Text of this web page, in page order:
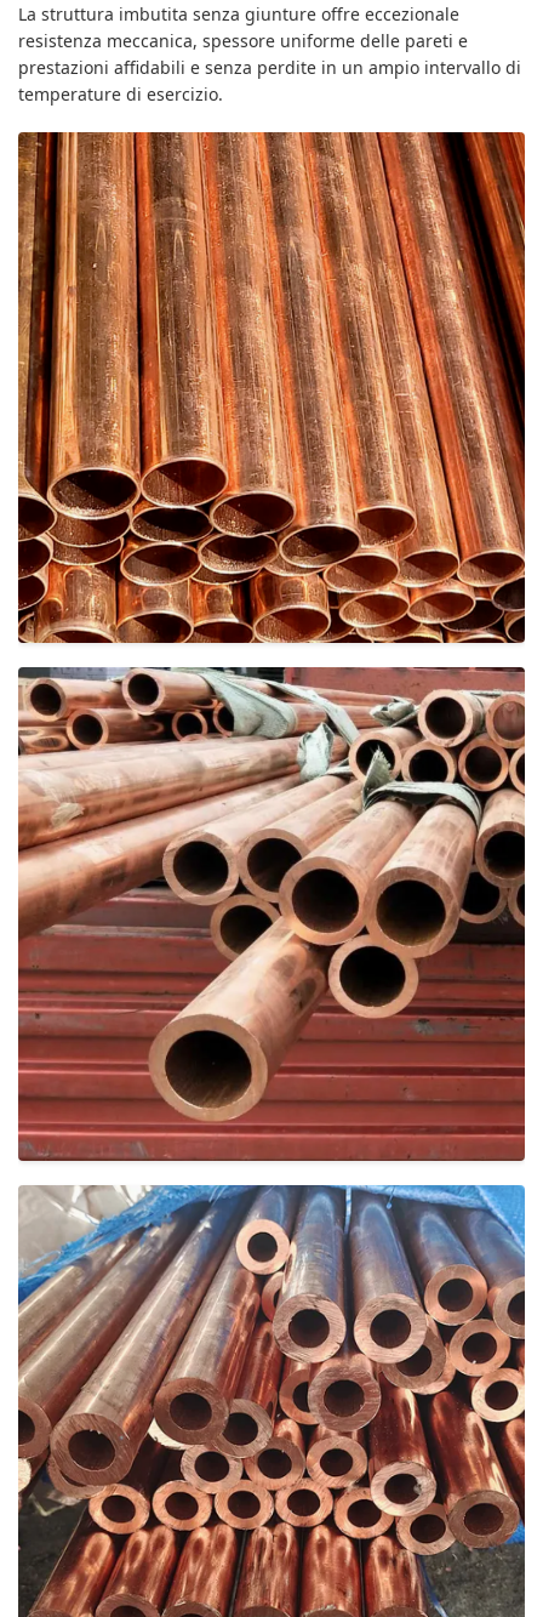
La struttura imbutita senza giunture offre eccezionale
resistenza meccanica, spessore uniforme delle pareti e
prestazioni affidabili e senza perdite in un ampio intervallo di
temperature di esercizio.